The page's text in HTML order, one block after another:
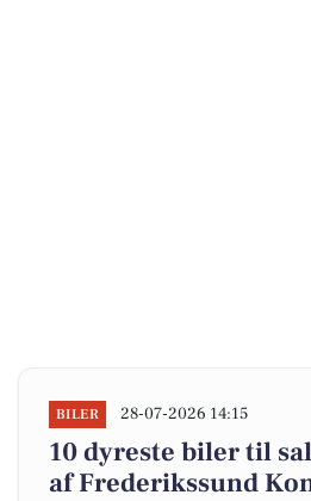
BILER 28-07-2026 14:15
10 dyreste biler til
af Frederikssund